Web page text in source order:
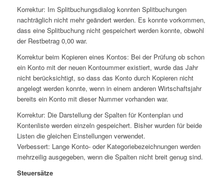
Korrektur: Im Splitbuchungsdialog konnten Splitbuchungen
nachträglich nicht mehr geändert werden. Es konnte vorkommen,
dass eine Splitbuchung nicht gespeichert werden konnte, obwohl
der Restbetrag 0,00 war.
Korrektur beim Kopieren eines Kontos: Bei der Prüfung ob schon
ein Konto mit der neuen Kontoummer existiert, wurde das Jahr
nicht berücksichtigt, so dass das Konto durch Kopieren nicht
angelegt werden konnte, wenn in einem anderen Wirtschaftsjahr
bereits ein Konto mit dieser Nummer vorhanden war.
Korrektur: Die Darstellung der Spalten für Kontenplan und
Kontenliste werden einzeln gespeichert. Bisher wurden für beide
Listen die gleichen Einstellungen verwendet.
Verbessert: Lange Konto- oder Kategoriebezeichnungen werden
mehrzeilig ausgegeben, wenn die Spalten nicht breit genug sind.
Steuersätze